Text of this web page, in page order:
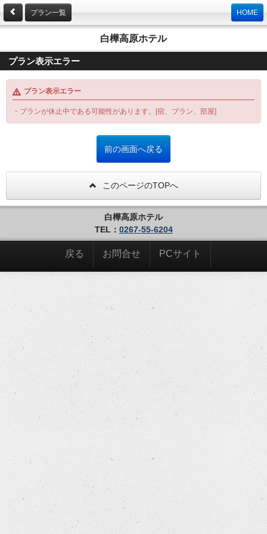
プラン一覧 HOME
白樺高原ホテル
プラン表示エラー
プラン表示エラー
・プランが休止中である可能性があります。[宿、プラン、部屋]
このページのTOPへ
白樺高原ホテル
TEL： 0267-55-6204
戻る お問合せ PCサイト